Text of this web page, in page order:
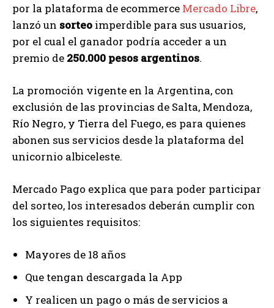
por la plataforma de ecommerce Mercado Libre,
lanzó un sorteo imperdible para sus usuarios,
por el cual el ganador podría acceder a un
premio de 250.000 pesos argentinos.
La promoción vigente en la Argentina, con
exclusión de las provincias de Salta, Mendoza,
Río Negro, y Tierra del Fuego, es para quienes
abonen sus servicios desde la plataforma del
unicornio albiceleste.
Mercado Pago explica que para poder participar
del sorteo, los interesados deberán cumplir con
los siguientes requisitos:
Mayores de 18 años
Que tengan descargada la App
Y realicen un pago o más de servicios a